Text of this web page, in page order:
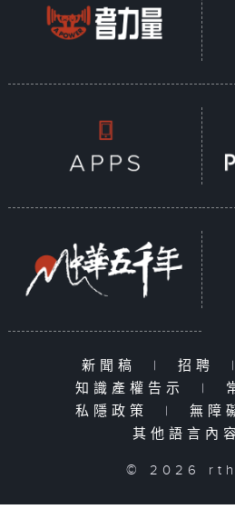
新聞稿 | 招聘 |
知識產權告示
|
私隱政策
| 無障
其他語言內
© 2026